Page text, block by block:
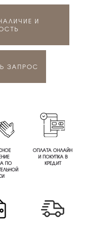
И
ЗАПРОС
ПО
ОПЛАТА ОНЛАЙН
И ПОКУПКА В
КРЕДИТ